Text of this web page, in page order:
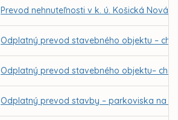
Prevod nehnuteľnosti v k. ú. Košická Nová
Odplatný prevod stavebného objektu –
Odplatný prevod stavebného objektu–
Odplatný prevod stavby – parkoviska na